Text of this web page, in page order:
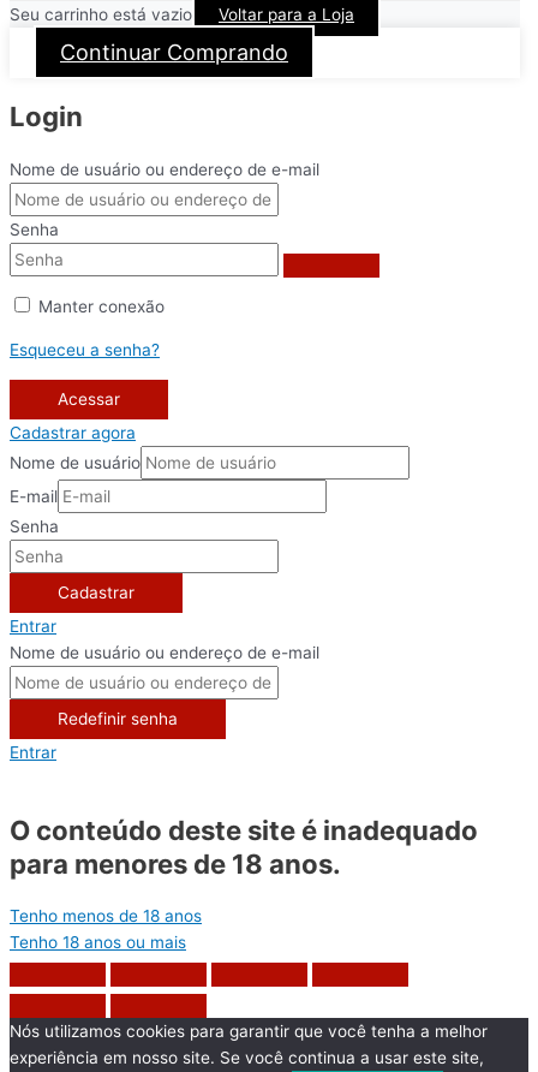
Seu carrinho está vazio Voltar para a Loja
Continuar Comprando
Login
Nome de usuário ou endereço de e-mail
Senha
Manter conexão
Esqueceu a senha?
Acessar
Cadastrar agora
Nome de usuário
E-mail
Senha
Cadastrar
Entrar
Nome de usuário ou endereço de e-mail
Redefinir senha
Entrar
O conteúdo deste site é inadequado
para menores de 18 anos.
Tenho menos de 18 anos
Tenho 18 anos ou mais
Nós utilizamos cookies para garantir que você tenha a melhor
experiência em nosso site. Se você continua a usar este site,